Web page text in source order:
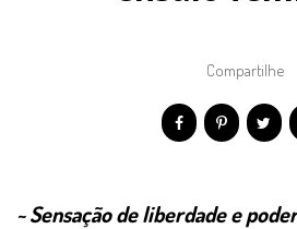
Compartilhe
~ Sensação de liberdade e